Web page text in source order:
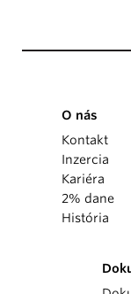
O nás
Kontakt
Inzercia
Kariéra
2% dane
História